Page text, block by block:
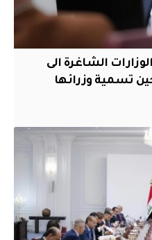
الشاغرة الى
تسمية وزرائها